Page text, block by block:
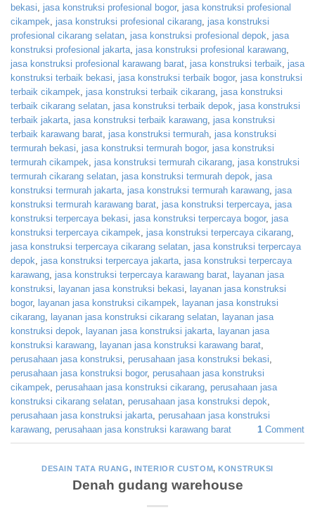
bekasi, jasa konstruksi profesional bogor, jasa konstruksi profesional
cikampek, jasa konstruksi profesional cikarang, jasa konstruksi
profesional cikarang selatan, jasa konstruksi profesional depok, jasa
konstruksi profesional jakarta, jasa konstruksi profesional karawang,
jasa konstruksi profesional karawang barat, jasa konstruksi terbaik, jasa
konstruksi terbaik bekasi, jasa konstruksi terbaik bogor, jasa konstruksi
terbaik cikampek, jasa konstruksi terbaik cikarang, jasa konstruksi
terbaik cikarang selatan, jasa konstruksi terbaik depok, jasa konstruksi
terbaik jakarta, jasa konstruksi terbaik karawang, jasa konstruksi
terbaik karawang barat, jasa konstruksi termurah, jasa konstruksi
termurah bekasi, jasa konstruksi termurah bogor, jasa konstruksi
termurah cikampek, jasa konstruksi termurah cikarang, jasa konstruksi
termurah cikarang selatan, jasa konstruksi termurah depok, jasa
konstruksi termurah jakarta, jasa konstruksi termurah karawang, jasa
konstruksi termurah karawang barat, jasa konstruksi terpercaya, jasa
konstruksi terpercaya bekasi, jasa konstruksi terpercaya bogor, jasa
konstruksi terpercaya cikampek, jasa konstruksi terpercaya cikarang,
jasa konstruksi terpercaya cikarang selatan, jasa konstruksi terpercaya
depok, jasa konstruksi terpercaya jakarta, jasa konstruksi terpercaya
karawang, jasa konstruksi terpercaya karawang barat, layanan jasa
konstruksi, layanan jasa konstruksi bekasi, layanan jasa konstruksi
bogor, layanan jasa konstruksi cikampek, layanan jasa konstruksi
cikarang, layanan jasa konstruksi cikarang selatan, layanan jasa
konstruksi depok, layanan jasa konstruksi jakarta, layanan jasa
konstruksi karawang, layanan jasa konstruksi karawang barat,
perusahaan jasa konstruksi, perusahaan jasa konstruksi bekasi,
perusahaan jasa konstruksi bogor, perusahaan jasa konstruksi
cikampek, perusahaan jasa konstruksi cikarang, perusahaan jasa
konstruksi cikarang selatan, perusahaan jasa konstruksi depok,
perusahaan jasa konstruksi jakarta, perusahaan jasa konstruksi
karawang, perusahaan jasa konstruksi karawang barat 1 Comment
DESAIN TATA RUANG, INTERIOR CUSTOM,KONSTRUKSI
Denah gudang warehouse